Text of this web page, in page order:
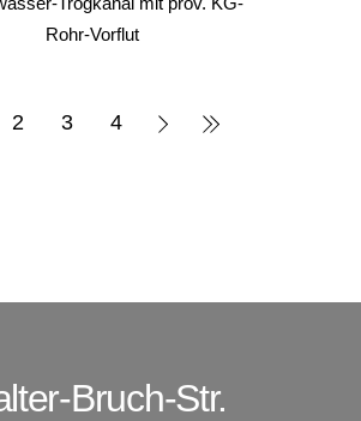
Rohr-Vorflut
2 3 4
Bruch-Str.